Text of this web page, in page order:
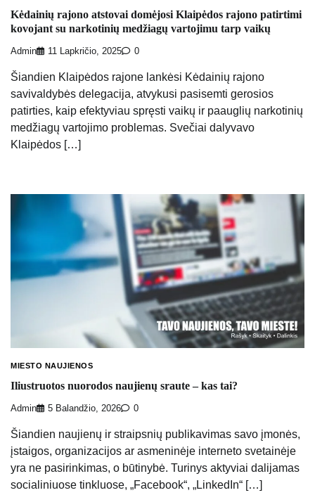
Kėdainių rajono atstovai domėjosi Klaipėdos rajono patirtimi
kovojant su narkotinių medžiagų vartojimu tarp vaikų
Admin 11 Lapkričio, 2025 0
Šiandien Klaipėdos rajone lankėsi Kėdainių rajono
savivaldybės delegacija, atvykusi pasisemti gerosios
patirties, kaip efektyviau spręsti vaikų ir paauglių narkotinių
medžiagų vartojimo problemas. Svečiai dalyvavo
Klaipėdos […]
MIESTO NAUJIENOS
Iliustruotos nuorodos naujienų sraute – kas tai?
Admin 5 Balandžio, 2026 0
Šiandien naujienų ir straipsnių publikavimas savo įmonės,
įstaigos, organizacijos ar asmeninėje interneto svetainėje
yra ne pasirinkimas, o būtinybė. Turinys aktyviai dalijamas
socialiniuose tinkluose, „Facebook“, „LinkedIn“ […]